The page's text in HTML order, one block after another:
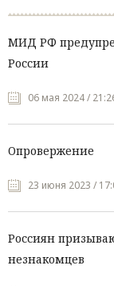
МИД РФ
России
06 мая 2024 /
Опровержение
23 июня 2023 /
Россиян
незнакомцев